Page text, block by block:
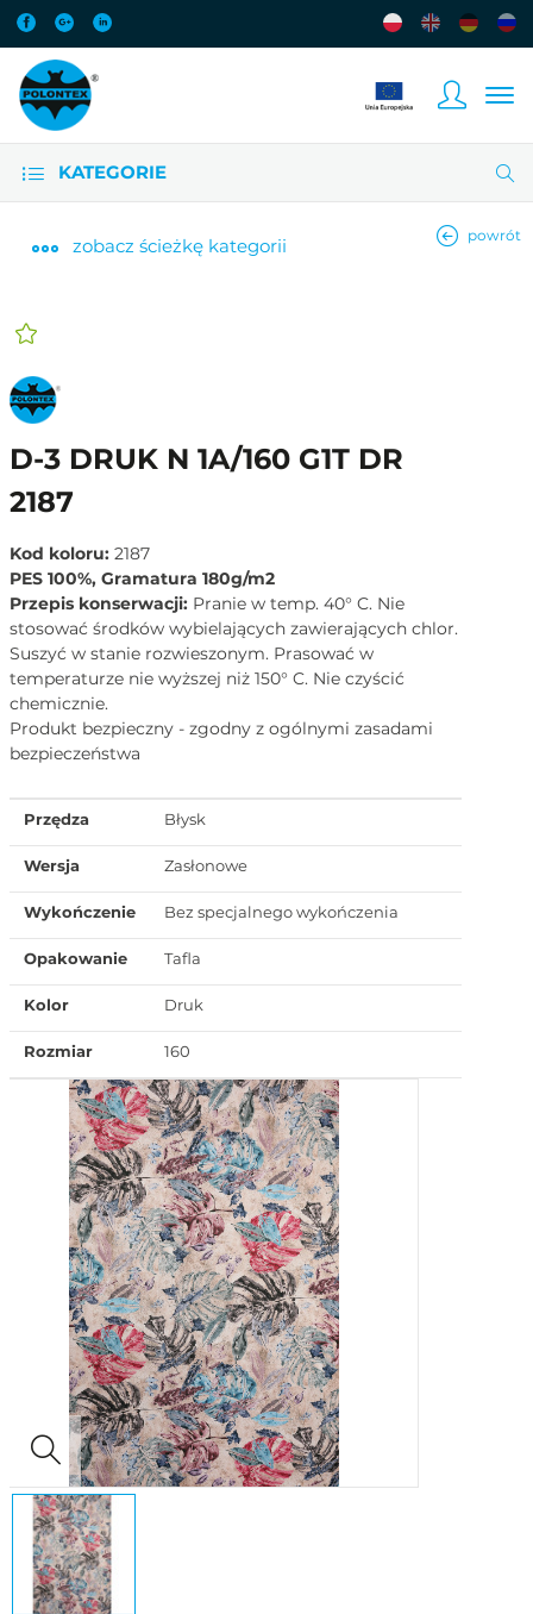
KATEGORIE
zobacz ścieżkę kategorii powrót
D-3 DRUK N 1A/160 G1T DR
2187
Kod koloru: 2187
PES 100%, Gramatura 180g/m2
Przepis konserwacji: Pranie w temp. 40° C. Nie
stosować środków wybielających zawierających chlor.
Suszyć w stanie rozwieszonym. Prasować w
temperaturze nie wyższej niż 150° C. Nie czyścić
chemicznie.
Produkt bezpieczny - zgodny z ogólnymi zasadami
bezpieczeństwa
Przędza Błysk
Wersja Zasłonowe
Wykończenie Bez specjalnego wykończenia
Opakowanie Tafla
Kolor Druk
Rozmiar 160